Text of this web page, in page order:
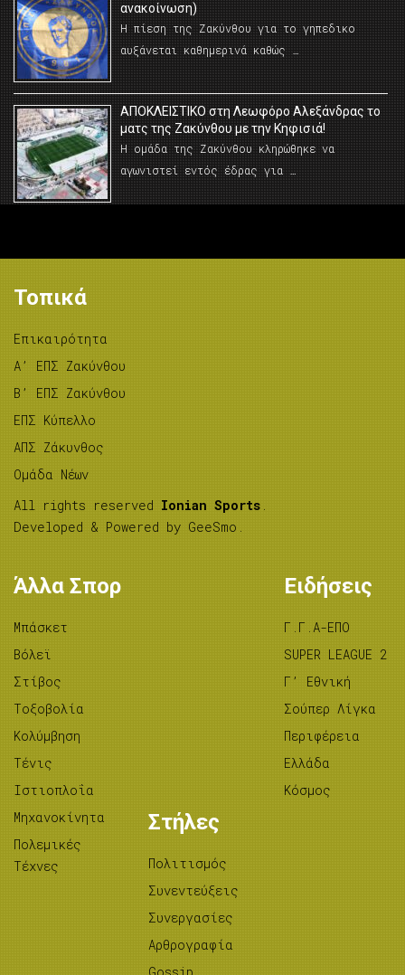
ανακοίνωση)
Η πίεση της Ζακύνθου για το γηπεδικο
αυξάνεται καθημερινά καθώς …
AΠΟΚΛΕΙΣΤΙΚΟ στη Λεωφόρο Αλεξάνδρας το
ματς της Ζακύνθου με την Κηφισιά!
Η ομάδα της Ζακύνθου κληρώθηκε να
αγωνιστεί εντός έδρας για …
Τοπικά
Επικαιρότητα
A’ ΕΠΣ Ζακύνθου
B’ ΕΠΣ Ζακύνθου
ΕΠΣ Κύπελλο
ΑΠΣ Ζάκυνθος
Ομάδα Νέων
All rights reserved Ionian Sports .
Developed & Powered by GeeSmo .
Άλλα Σπορ
Μπάσκετ
Βόλεϊ
Στίβος
Tοξοβολία
Κολύμβηση
Τένις
Ιστιοπλοΐα
Μηχανοκίνητα
Πολεμικές
Τέχνες
Ειδήσεις
Γ.Γ.Α-ΕΠΟ
SUPER LEAGUE 2
Γ’ Εθνική
Σούπερ Λίγκα
Περιφέρεια
Ελλάδα
Κόσμος
Στήλες
Πολιτισμός
Συνεντεύξεις
Συνεργασίες
Αρθρογραφία